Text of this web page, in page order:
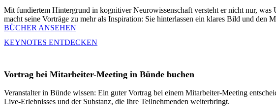
Mit fundiertem Hintergrund in kognitiver Neurowissenschaft versteht er nicht nur,
macht seine Vorträge zu mehr als Inspiration: Sie hinterlassen ein klares Bild und den
BÜCHER ANSEHEN
KEYNOTES ENTDECKEN
Vortrag bei Mitarbeiter-Meeting in Bünde buchen
Veranstalter in Bünde wissen: Ein guter Vortrag bei einem Mitarbeiter-Meeting
Live-Erlebnisses und der Substanz, die Ihre Teilnehmenden weiterbringt.